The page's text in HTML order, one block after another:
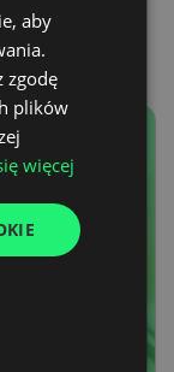
ENGLISH
GERMAN
UKRAINIAN
FRENCH
aby
zgodę
plików
więcej